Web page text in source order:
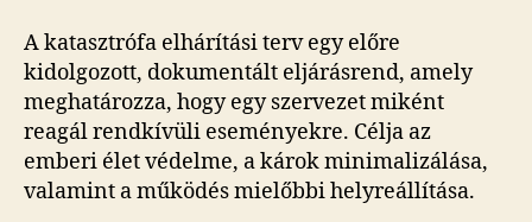
A katasztrófa elhárítási terv egy előre
kidolgozott, dokumentált eljárásrend, amely
meghatározza, hogy egy szervezet miként
reagál rendkívüli eseményekre. Célja az
emberi élet védelme, a károk minimalizálása,
valamint a működés mielőbbi helyreállítása.